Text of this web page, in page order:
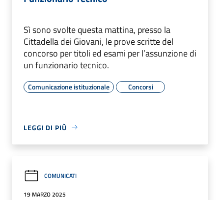
Sì sono svolte questa mattina, presso la
Cittadella dei Giovani, le prove scritte del
concorso per titoli ed esami per l’assunzione di
un funzionario tecnico.
Comunicazione istituzionale Concorsi
LEGGI DI PIÙ
COMUNICATI
19 MARZO 2025